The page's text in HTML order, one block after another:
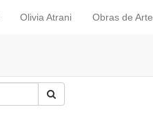
Olivia Atrani Obras de Arte